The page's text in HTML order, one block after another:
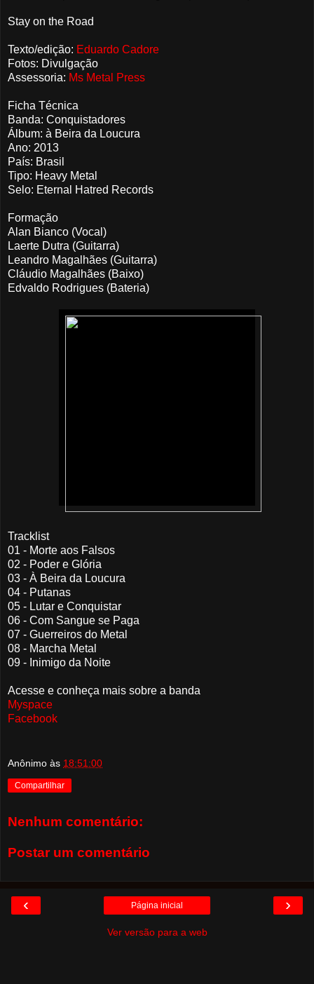
Stay on the Road
Texto/edição: Eduardo Cadore
Fotos: Divulgação
Assessoria: Ms Metal Press
Ficha Técnica
Banda: Conquistadores
Álbum: à Beira da Loucura
Ano: 2013
País: Brasil
Tipo: Heavy Metal
Selo: Eternal Hatred Records
Formação
Alan Bianco (Vocal)
Laerte Dutra (Guitarra)
Leandro Magalhães (Guitarra)
Cláudio Magalhães (Baixo)
Edvaldo Rodrigues (Bateria)
Tracklist
01 - Morte aos Falsos
02 - Poder e Glória
03 - À Beira da Loucura
04 - Putanas
05 - Lutar e Conquistar
06 - Com Sangue se Paga
07 - Guerreiros do Metal
08 - Marcha Metal
09 - Inimigo da Noite
Acesse e conheça mais sobre a banda
Myspace
Facebook
Anônimo às 18:51:00
Compartilhar
Nenhum comentário:
Postar um comentário
‹ ›
Página inicial
Ver versão para a web